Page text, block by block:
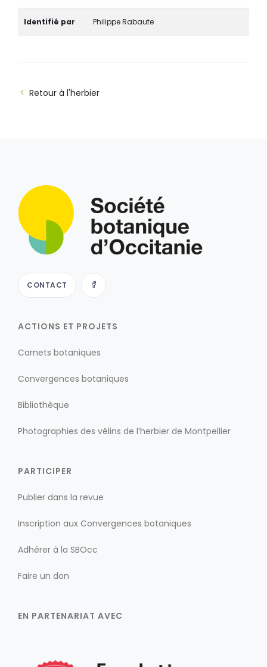
Identifié par Philippe Rabaute
Retour à l'herbier
CONTACT
ACTIONS ET PROJETS
Carnets botaniques
Convergences botaniques
Bibliothèque
Photographies des vélins de l’herbier de Montpellier
PARTICIPER
Publier dans la revue
Inscription aux Convergences botaniques
Adhérer à la SBOcc
Faire un don
EN PARTENARIAT AVEC